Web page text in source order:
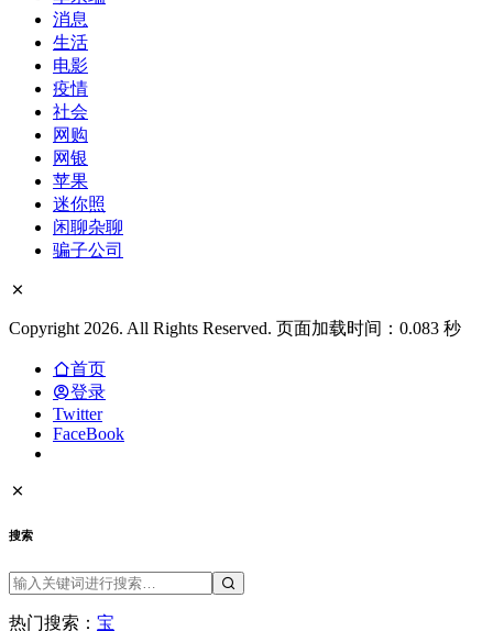
军事
变态
品牌
域名空间
娱乐
差评
微拍
快递
手机
新闻
日本
曝光台
消息
生活
电影
疫情
社会